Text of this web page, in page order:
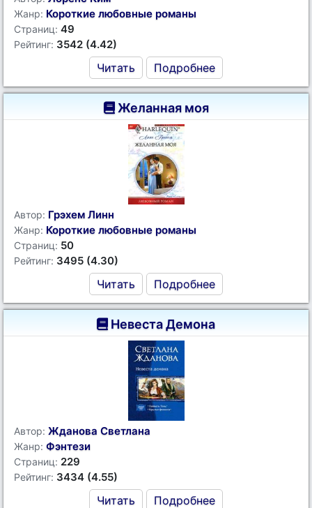
Жанр: Короткие любовные романы
Страниц: 49
Рейтинг: 3542 (4.42)
Читать Подробнее
Желанная моя
Автор: Грэхем Линн
Жанр: Короткие любовные романы
Страниц: 50
Рейтинг: 3495 (4.30)
Читать Подробнее
Невеста Демона
Автор: Жданова Светлана
Жанр: Фэнтези
Страниц: 229
Рейтинг: 3434 (4.55)
Читать Подробнее